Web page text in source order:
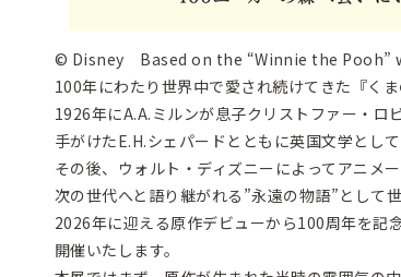
© Disney Based on the “Winnie the Pooh”
100年にわたり世界中で愛され続けてきた『くま
1926年にA.A.ミルンが息子クリストファー・ロ
手がけたE.H.シェパードとともに英国文学として
その後、ウォルト・ディズニーによってアニメ
次の世代へと語り継がれる”永遠の物語”として
2026年に迎える原作デビューから100周年を記
開催いたします。